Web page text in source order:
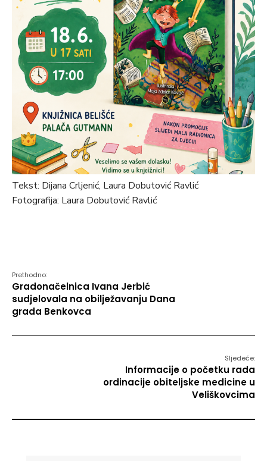
Tekst: Dijana Crljenić, Laura Dobutović Ravlić
Fotografija: Laura Dobutović Ravlić
Prethodno:
Gradonačelnica Ivana Jerbić
sudjelovala na obilježavanju Dana
grada Benkovca
Sljedeće:
Informacije o početku rada
ordinacije obiteljske medicine u
Veliškovcima